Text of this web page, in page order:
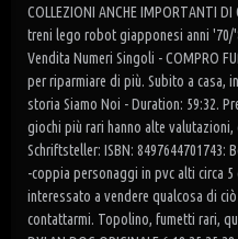
COLLEZIONI ANCHE IMPORTANTI
treni lego robot giapponesi anni '70/
Vendita Numeri Singoli - COMPRO
per riparmiare di più. Subito a casa,
storia Siamo Noi - Duration: 59:32.
giochi più rari hanno alte
Schriftsteller: ISBN: 8497644701743:
-coppia personaggi in pvc alti circa 5
interessato a vendere qualcosa di
contattarmi. Topolino, fumetti rari,